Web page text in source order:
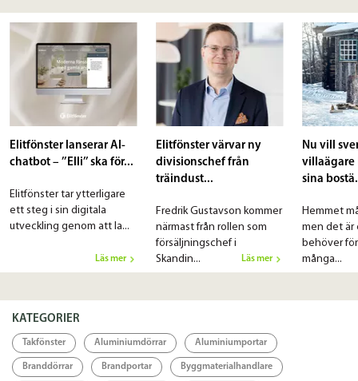
Elitfönster AB är Sveriges största fönstertillverkare. Företaget är tillverkare av träfönster,
aluminiumfönster, energifönster och fönsterdörrar för såväl konsument- som proffsmarknad.
Specifikation
Länkar
Elitfönster lanserar AI-
chatbot – ’’Elli’’ ska för...
Elitfönster tar ytterligare
ett steg i sin digitala
utveckling genom att la...
Läs mer
Elitfönster värvar ny
divisionschef från
träindust...
Fredrik Gustavson kommer
närmast från rollen som
försäljningschef i
Skandin...
Läs mer
Nu vill
villaägare
sina
Hemmet
men det är
behöver
många...
KATEGORIER
Takfönster Aluminiumdörrar Aluminiumportar
Branddörrar Brandportar Byggmaterialhandlare